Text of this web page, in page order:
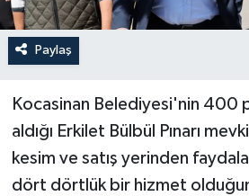
Paylaş
Kocasinan Belediyesi'nin 400
aldığı Erkilet Bülbül Pınarı
kesim ve satış yerinden
dört dörtlük bir hizmet